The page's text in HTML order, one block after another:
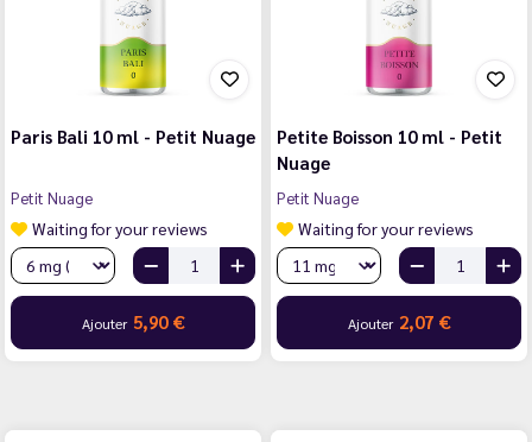
Paris Bali 10 ml - Petit Nuage
Petit Nuage
Waiting for your reviews
Ajouter 5,90 €
Petite Boisson 10 ml - Petit
Nuage
Petit Nuage
Waiting for your reviews
Ajouter 2,07 €